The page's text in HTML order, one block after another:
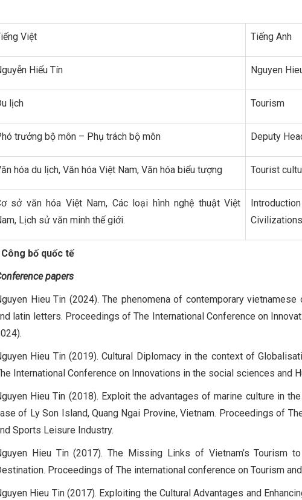
Việt Tiếng Anh
Hiếu Tín Nguyen
lịch Tourism
trưởng bộ môn – Phụ trách bộ môn Deputy
hóa du lịch, Văn hóa Việt Nam, Văn hóa biểu tượng Tourist
sở văn hóa Việt Nam, Các loại hình nghệ thuật Việt
Lịch sử văn minh thế giới.
bố quốc tế
papers
Hieu Tin (2024). The phenomena of contemporary
latin letters. Proceedings of The International Conference on
Hieu Tin (2019). Cultural Diplomacy in the context of
International Conference on Innovations in the social sciences and
Hieu Tin (2018). Exploit the advantages of marine culture in
of Ly Son Island, Quang Ngai Provine, Vietnam. Proceedings of
Sports Leisure Industry.
Hieu Tin (2017). The Missing Links of Vietnam’s Tourism
Proceedings of The international conference on Tourism
Hieu Tin (2017). Exploiting the Cultural Advantages and